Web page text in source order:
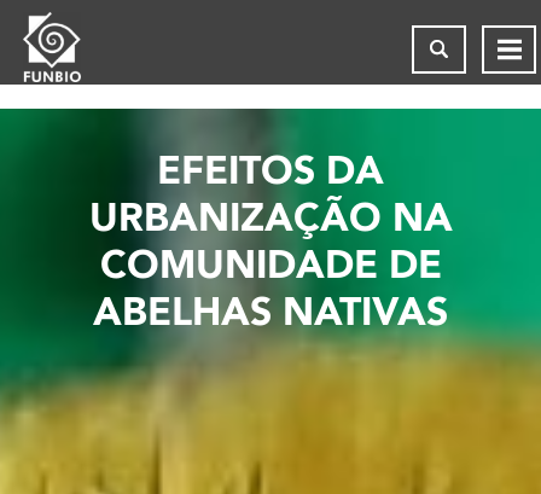
EFEITOS DA
URBANIZAÇÃO NA
COMUNIDADE DE
ABELHAS NATIVAS